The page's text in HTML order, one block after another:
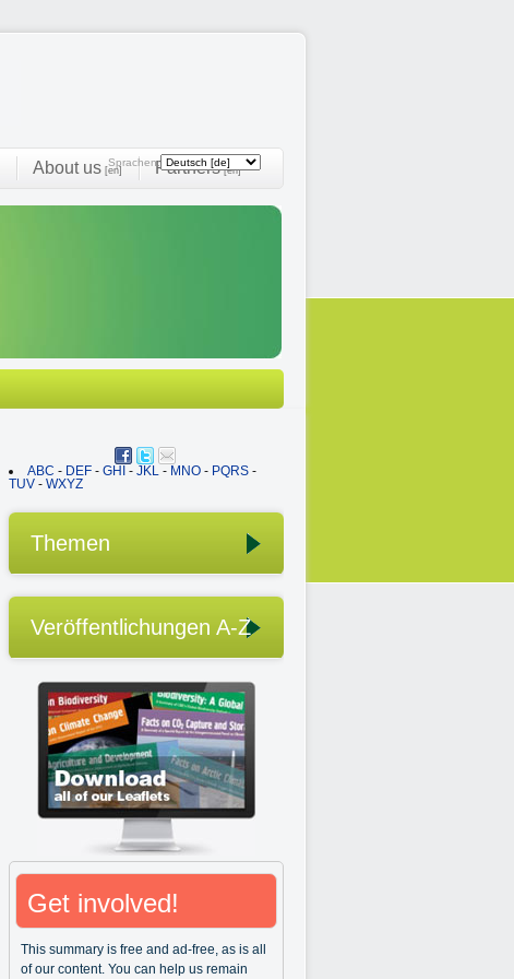
Sprachen:
About us [en] Partners[en]
ABC - DEF - GHI - JKL - MNO - PQRS -
TUV - WXYZ
Themen
Veröffentlichungen A-Z
Get involved!
This summary is free and ad-free, as is all
of our content. You can help us remain